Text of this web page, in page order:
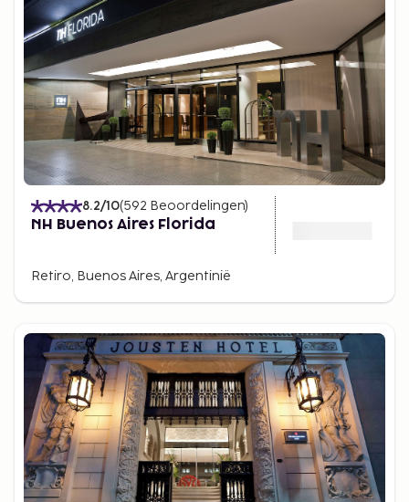
8.2/10(592 Beoordelingen)
NH Buenos Aires Florida
Retiro, Buenos Aires, Argentinië